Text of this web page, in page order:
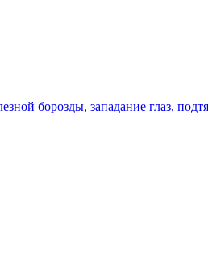
борозды, западание глаз,